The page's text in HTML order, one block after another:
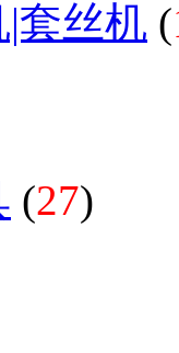
套丝机 (
(27)